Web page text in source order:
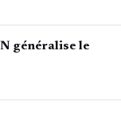
généralise le